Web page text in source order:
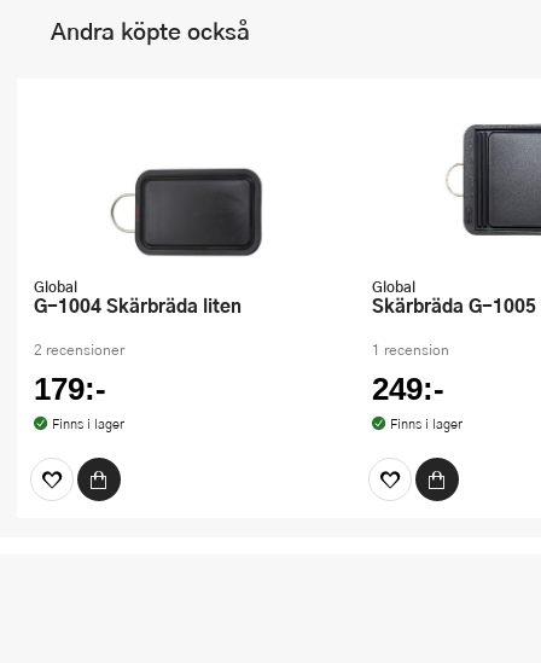
Andra köpte också
Global
G-1004 Skärbräda liten
2 recensioner
179:-
Finns i lager
Global
Skärbräda G-
1 recension
249:-
Finns i lager